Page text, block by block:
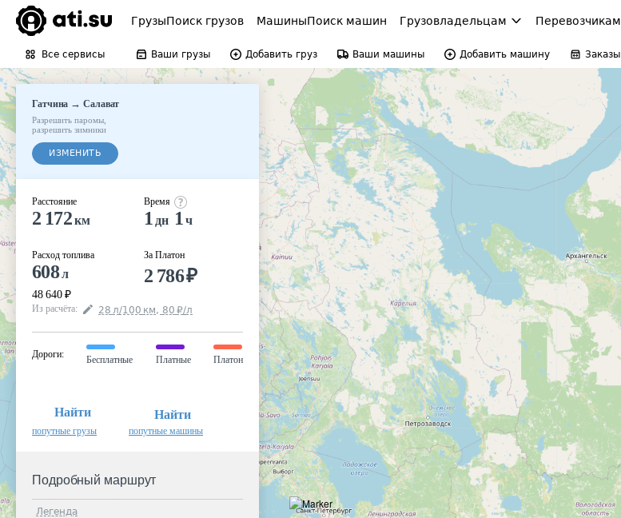
ГрузыПоиск грузов МашиныПоиск машин Грузовладельцам Перевозчикам
Все сервисы Ваши грузы Добавить груз Ваши машины Добавить машину Заказы
Гатчина →Салават
Разрешить паромы
разрешить зимники
ИЗМЕНИТЬ
Расстояние
2 172км
Расход топлива
608л
48 640 ₽
Время
1 дн 1 ч
За Платон
2 786₽
Из расчёта: 28 л/100 км, 80 ₽/л
Дороги:
Бесплатные Платные Платон
Найти
попутные грузы
Найти
попутные машины
Подробный маршрут
Легенда